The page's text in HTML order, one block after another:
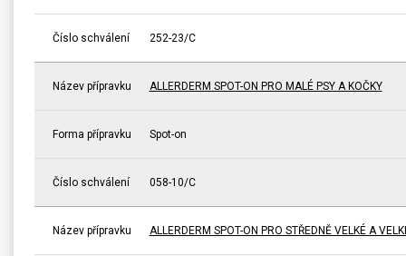
Číslo schválení 252-23/C
Název přípravku ALLERDERM SPOT-ON PRO MALÉ PSY A KOČKY
Forma přípravku Spot-on
Číslo schválení 058-10/C
Název přípravku ALLERDERM SPOT-ON PRO STŘEDNĚ VELKÉ A